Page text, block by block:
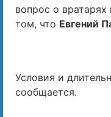
вопрос о
том, что Евгений
Условия и
сообщается.